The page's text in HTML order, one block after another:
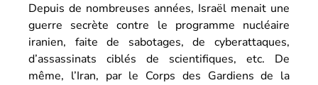
Depuis de nombreuses années, Israël menait une
guerre secrète contre le programme nucléaire
iranien, faite de sabotages, de cyberattaques,
d’assassinats ciblés de scientifiques, etc. De
même, l’Iran, par le Corps des Gardiens de la